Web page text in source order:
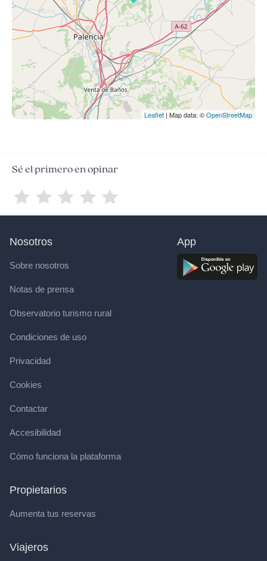
Leaflet | Map data: ©OpenStreetMap
Sé el primero en opinar
Nosotros
Sobre nosotros
Notas de prensa
Observatorio turismo rural
Condiciones de uso
Privacidad
Cookies
Contactar
Accesibilidad
Cómo funciona la plataforma
Propietarios
Aumenta tus reservas
Viajeros
App